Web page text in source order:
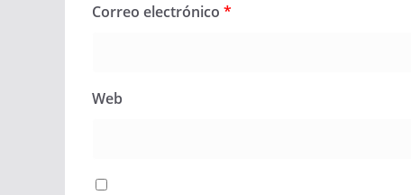
Correo electrónico *
Web